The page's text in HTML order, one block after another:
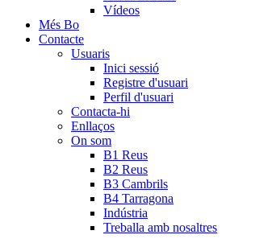
Vídeos
Més Bo
Contacte
Usuaris
Inici sessió
Registre d'usuari
Perfil d'usuari
Contacta-hi
Enllaços
On som
B1 Reus
B2 Reus
B3 Cambrils
B4 Tarragona
Indústria
Treballa amb nosaltres